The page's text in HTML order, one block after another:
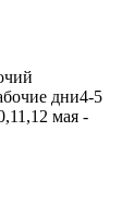
дни4-5
мая -